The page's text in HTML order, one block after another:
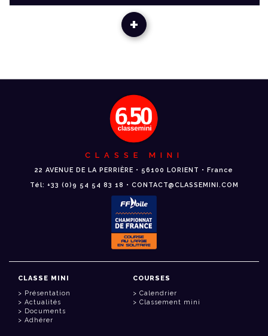
+
CLASSE MINI
22 AVENUE DE LA PERRIÈRE • 56100 LORIENT • France
Tél: +33 (0)9 54 54 83 18 • CONTACT@CLASSEMINI.COM
CLASSE MINI
Présentation
Actualités
Documents
Adhérer
COURSES
Calendrier
Classement mini